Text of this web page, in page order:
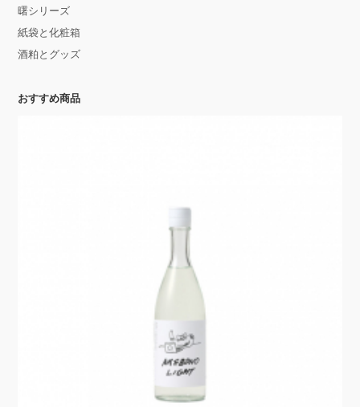
曙シリーズ
紙袋と化粧箱
酒粕とグッズ
おすすめ商品